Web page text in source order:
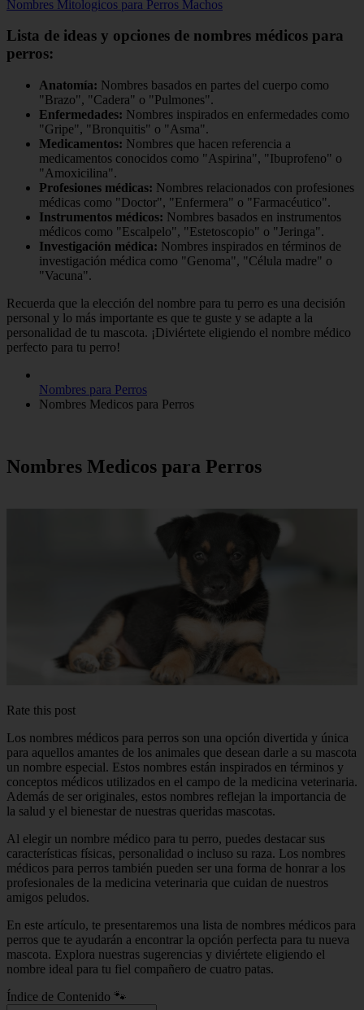
Nombres Mitologicos para Perros Machos
Lista de ideas y opciones de nombres médicos para
perros:
Anatomía: Nombres basados en partes del cuerpo como
"Brazo", "Cadera" o "Pulmones".
Enfermedades: Nombres inspirados en enfermedades como
"Gripe", "Bronquitis" o "Asma".
Medicamentos: Nombres que hacen referencia a
medicamentos conocidos como "Aspirina", "Ibuprofeno" o
"Amoxicilina".
Profesiones médicas: Nombres relacionados con profesiones
médicas como "Doctor", "Enfermera" o "Farmacéutico".
Instrumentos médicos: Nombres basados en instrumentos
médicos como "Escalpelo", "Estetoscopio" o "Jeringa".
Investigación médica: Nombres inspirados en términos de
investigación médica como "Genoma", "Célula madre" o
"Vacuna".
Recuerda que la elección del nombre para tu perro es una decisión
personal y lo más importante es que te guste y se adapte a la
personalidad de tu mascota. ¡Diviértete eligiendo el nombre médico
perfecto para tu perro!
Nombres para Perros
Nombres Medicos para Perros
Nombres Medicos para Perros
Rate this post
Los nombres médicos para perros son una opción divertida y única
para aquellos amantes de los animales que desean darle a su mascota
un nombre especial. Estos nombres están inspirados en términos y
conceptos médicos utilizados en el campo de la medicina veterinaria.
Además de ser originales, estos nombres reflejan la importancia de
la salud y el bienestar de nuestras queridas mascotas.
Al elegir un nombre médico para tu perro, puedes destacar sus
características físicas, personalidad o incluso su raza. Los nombres
médicos para perros también pueden ser una forma de honrar a los
profesionales de la medicina veterinaria que cuidan de nuestros
amigos peludos.
En este artículo, te presentaremos una lista de nombres médicos para
perros que te ayudarán a encontrar la opción perfecta para tu nueva
mascota. Explora nuestras sugerencias y diviértete eligiendo el
nombre ideal para tu fiel compañero de cuatro patas.
Índice de Contenido 🐾